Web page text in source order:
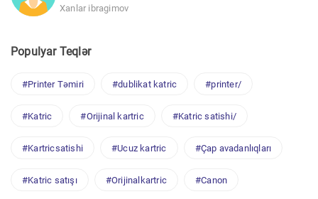
Xanlar ibragimov
Populyar Teqlər
#Printer Təmiri #dublikat katric #printer/
#Katric #Orijinal kartric #Katric satishi/
#Kartricsatishi #Ucuz kartric #Çap avadanlıqları
#Katric satışı #Orijinalkartric #Canon